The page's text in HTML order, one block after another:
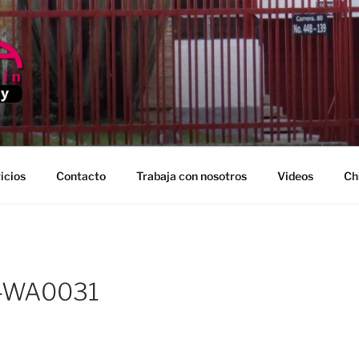
Contacto Trabaja con nosotros Videos